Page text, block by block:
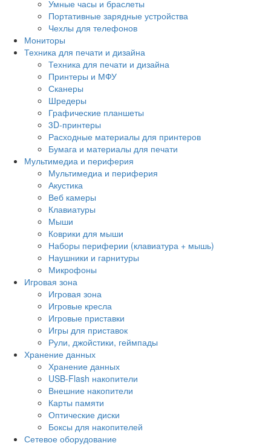
Умные часы и браслеты
Портативные зарядные устройства
Чехлы для телефонов
Мониторы
Техника для печати и дизайна
Техника для печати и дизайна
Принтеры и МФУ
Сканеры
Шредеры
Графические планшеты
3D-принтеры
Расходные материалы для принтеров
Бумага и материалы для печати
Мультимедиа и периферия
Мультимедиа и периферия
Акустика
Веб камеры
Клавиатуры
Мыши
Коврики для мыши
Наборы периферии (клавиатура + мышь)
Наушники и гарнитуры
Микрофоны
Игровая зона
Игровая зона
Игровые кресла
Игровые приставки
Игры для приставок
Рули, джойстики, геймпады
Хранение данных
Хранение данных
USB-Flash накопители
Внешние накопители
Карты памяти
Оптические диски
Боксы для накопителей
Сетевое оборудование